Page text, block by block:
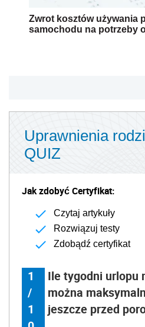
Zwrot kosztów używania
samochodu na potrzeby
Uprawnienia
QUIZ
Jak zdobyć Certyfikat:
Czytaj artykuły
Rozwiązuj testy
Zdobądź certyfikat
1
/
1
Ile tygodni urlopu
można
jeszcze przed